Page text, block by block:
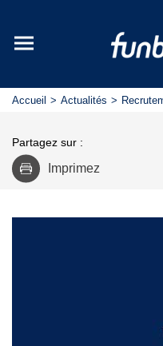
Accueil Actualités
Partagez sur :
Imprimez